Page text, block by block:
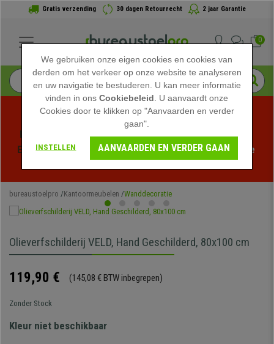
Gratis verzending 30 dagen Retourrecht 2 jaar Garantie
0
Profiteer van de Zomeruitverkoop bij bureaustoelpro!
Exclusieve kortingen voor een beperkte tijd - Bekijk de
bureaustoelpro Kantoormeubelen Wanddecoratie
Olieverfschilderij VELD, Hand Geschilderd, 80x100 cm
119,90 € (145,08 € BTW inbegrepen)
Zonder Stock
Kleur niet beschikbaar
We gebruiken onze eigen cookies en cookies van
derden om het verkeer op onze website te analyseren
en uw navigatie te bestuderen. U kan meer informatie
vinden in onsCookiebeleid . U aanvaardt onze
Cookies door te klikken op "Aanvaarden en verder
gaan".
INSTELLEN AANVAARDEN EN VERDER GAAN